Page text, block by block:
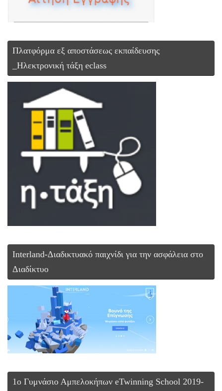
Πλατφόρμα εξ αποστάσεως εκπαίδευσης
_Ηλεκτρονική τάξη eclass
Interland-Διαδικτυακό παιχνίδι για την ασφάλεια στο
Διαδίκτυο
1ο Γυμνάσιο Αμπελοκήπων eTwinning School 2019-